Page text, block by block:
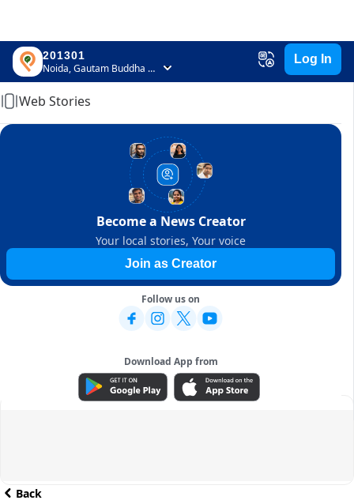
201301
Noida, Gautam Buddha Nagar, Uttar Pradesh
Log In
Home
Web Stories
Become a News Creator
Your local stories, Your voice
Join as Creator
Follow us on
Download App from
ADVERTISEMENT
Back